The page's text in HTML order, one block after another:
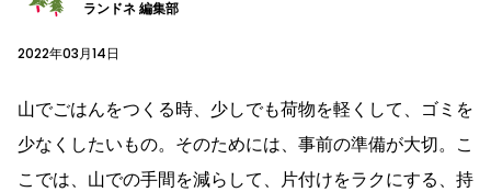
ランドネ 編集部
2022年03月14日
山でごはんをつくる時、少しでも荷物を軽くして、ゴミを
少なくしたいもの。そのためには、事前の準備が大切。こ
こでは、山での手間を減らして、片付けをラクにする、持